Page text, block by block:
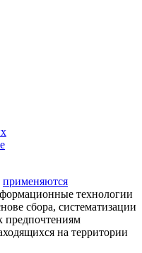
применяются
технологии
сбора, систематизации
предпочтениям
на территории